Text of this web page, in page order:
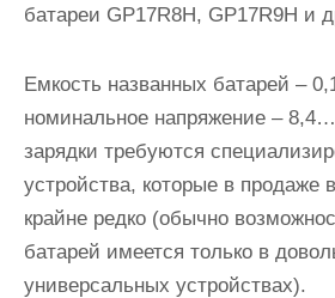
батареи GP17R8H, GP17R9H и
Емкость названных батарей –
номинальное напряжение –
зарядки требуются
устройства, которые в продаже
крайне редко (обычно
батарей имеется только в
универсальных устройствах).